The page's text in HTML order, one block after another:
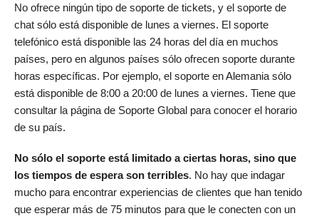
No ofrece ningún tipo de soporte de tickets, y el soporte de
chat sólo está disponible de lunes a viernes. El soporte
telefónico está disponible las 24 horas del día en muchos
países, pero en algunos países sólo ofrecen soporte durante
horas específicas. Por ejemplo, el soporte en Alemania sólo
está disponible de 8:00 a 20:00 de lunes a viernes. Tiene que
consultar la página de Soporte Global para conocer el horario
de su país.
No sólo el soporte está limitado a ciertas horas, sino que
los tiempos de espera son terribles. No hay que indagar
mucho para encontrar experiencias de clientes que han tenido
que esperar más de 75 minutos para que le conecten con un